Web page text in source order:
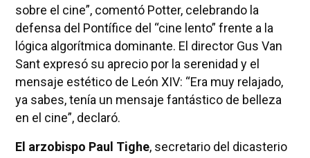
sobre el cine”, comentó Potter, celebrando la
defensa del Pontífice del “cine lento” frente a la
lógica algorítmica dominante. El director Gus Van
Sant expresó su aprecio por la serenidad y el
mensaje estético de León XIV: “Era muy relajado,
ya sabes, tenía un mensaje fantástico de belleza
en el cine”, declaró.
El arzobispo Paul Tighe, secretario del dicasterio